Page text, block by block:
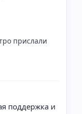
прислали
поддержка и